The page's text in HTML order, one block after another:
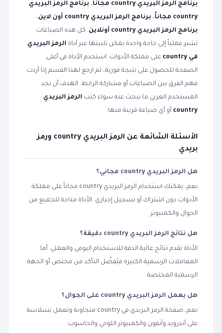
برنامج الرمز البريدي country مجانا
، برنامج الرمز البريدي
country مجاناً
، برنامج الرمز البريدي country أون لاين
،
برنامج الرمز البريدي country أونلاين
. كل هذه الصياغات
تشير عملياً إلى حاجة واحدة يمكن تلبيتها عبر أداة الرمز البريدي
في country
على مملكة الأدوات. استخدم الأداة في أعلى
الصفحة للحصول على نتيجة فورية، ثم ارجع لهذا القسم إذا أردت
فهم الفرق بين الصياغات أو مشاركة الرابط. الهدف أن يجد
المستخدم العربي ما يبحث عنه سواء كتب الرمز البريدي
country أو أي صياغة قريبة منها.
الأسئلة الشائعة عن الرمز البريدي country ورمز
بريدي
هل الرمز البريدي country مجاني؟
نعم، يمكنك استخدام الرمز البريدي country مجاناً على مملكة
الأدوات دون اشتراك أو تسجيل إجباري. الأداة متاحة للجميع من
الجوال والكمبيوتر.
هل نتائج الرمز البريدي country دقيقة؟
الأداة تقدم نتائج عالية الدقة للاستخدام اليومي والعملي. أما
المعاملات الرسمية الكبيرة فيُفضّل التأكد من مختص أو الجهة
الرسمية المختصة.
هل يعمل الرمز البريدي country على الجوال؟
نعم، صفحة الرمز البريدي في country متجاوبة وتعمل بسلاسة
على أندرويد وآيفون والكمبيوتر اللوحي والحاسوب.